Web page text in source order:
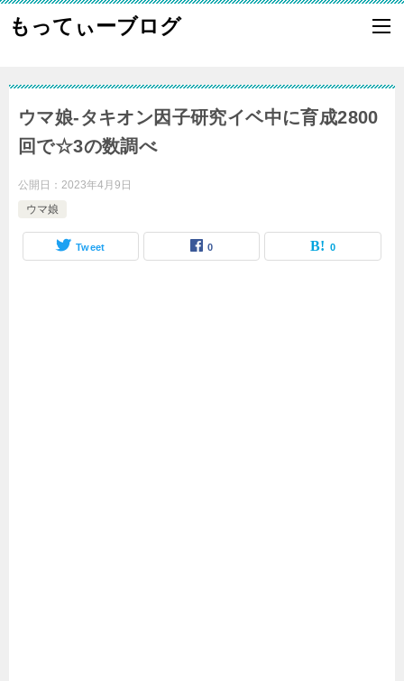
もってぃーブログ
ウマ娘-タキオン因子研究イベ中に育成2800
回で☆3の数調べ
公開日： 2023年4月9日
ウマ娘
Tweet 0 0